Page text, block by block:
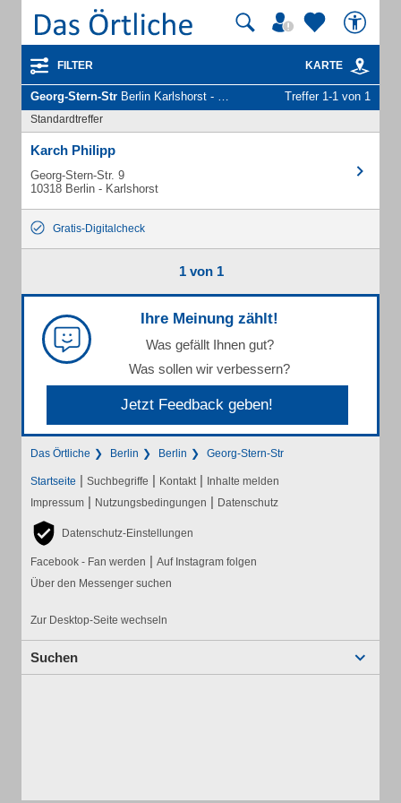
FILTER KARTE
Georg-Stern-Str Berlin Karlshorst - Unternehmen und Personen Treffer 1-1 von 1
Standardtreffer
Karch Philipp
Georg-Stern-Str. 9
10318 Berlin - Karlshorst
Gratis-Digitalcheck
1 von 1
Ihre Meinung zählt!
Was gefällt Ihnen gut?
Was sollen wir verbessern?
Jetzt Feedback geben!
Das Örtliche Berlin Berlin Georg-Stern-Str
Startseite | Suchbegriffe | Kontakt | Inhalte melden
Impressum | Nutzungsbedingungen | Datenschutz
Datenschutz-Einstellungen
Facebook - Fan werden | Auf Instagram folgen
Über den Messenger suchen
Zur Desktop-Seite wechseln
Suchen